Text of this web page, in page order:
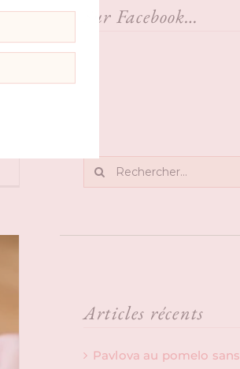
Sur Facebook…
Rechercher:
Articles récents
Pavlova au pomelo sans